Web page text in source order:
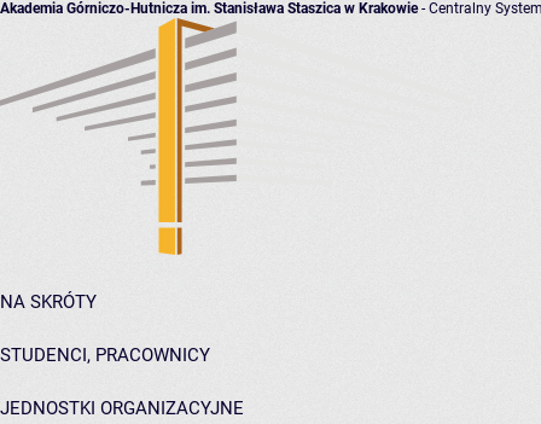
Akademia Górniczo-Hutnicza im. Stanisława Staszica w Krakowie- Centralny
NA SKRÓTY
STUDENCI, PRACOWNICY
JEDNOSTKI ORGANIZACYJNE